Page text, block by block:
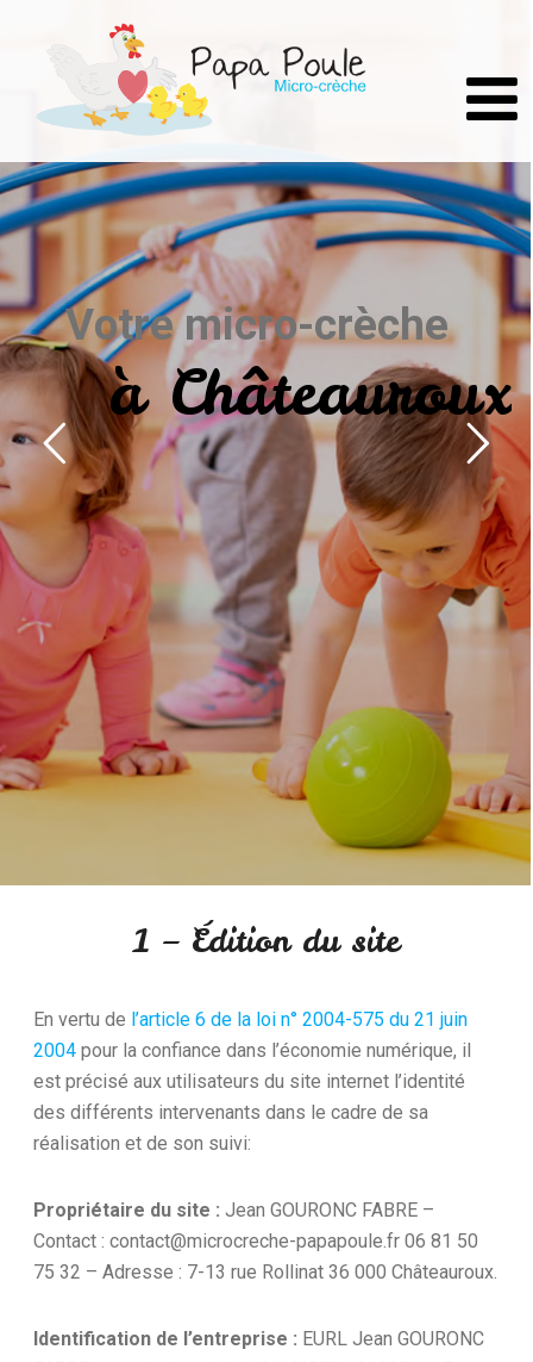
Votre micro-crèche
à Châteauroux
1 – Édition du site
En vertu de l’article 6 de la loi n° 2004-575 du 21 juin
2004 pour la confiance dans l’économie numérique, il
est précisé aux utilisateurs du site internet l’identité
des différents intervenants dans le cadre de sa
réalisation et de son suivi:
Propriétaire du site :Jean GOURONC FABRE –
Contact : contact@microcreche-papapoule.fr 06 81 50
75 32 – Adresse : 7-13 rue Rollinat 36 000 Châteauroux.
Identification de l’entreprise : EURL Jean GOURONC